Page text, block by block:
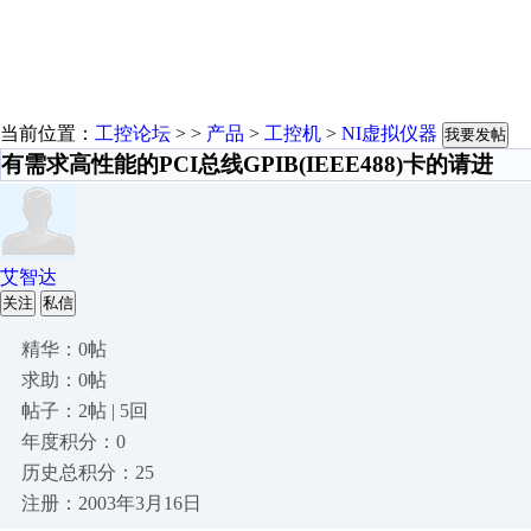
当前位置： 工控论坛 > > 产品 > 工控机 > NI虚拟仪器 我要发帖
有需求高性能的PCI总线GPIB(IEEE488)卡的请进
艾智达
关注 私信
精华：0帖
求助：0帖
帖子：2帖 | 5回
年度积分：0
历史总积分：25
注册：2003年3月16日